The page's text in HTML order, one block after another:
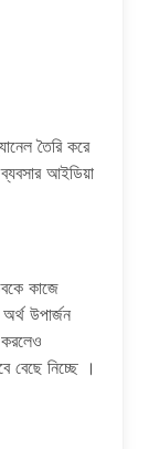
তৈরি করে
আইডিয়া
কাজে
উপার্জন
বেছে নিচ্ছে ।